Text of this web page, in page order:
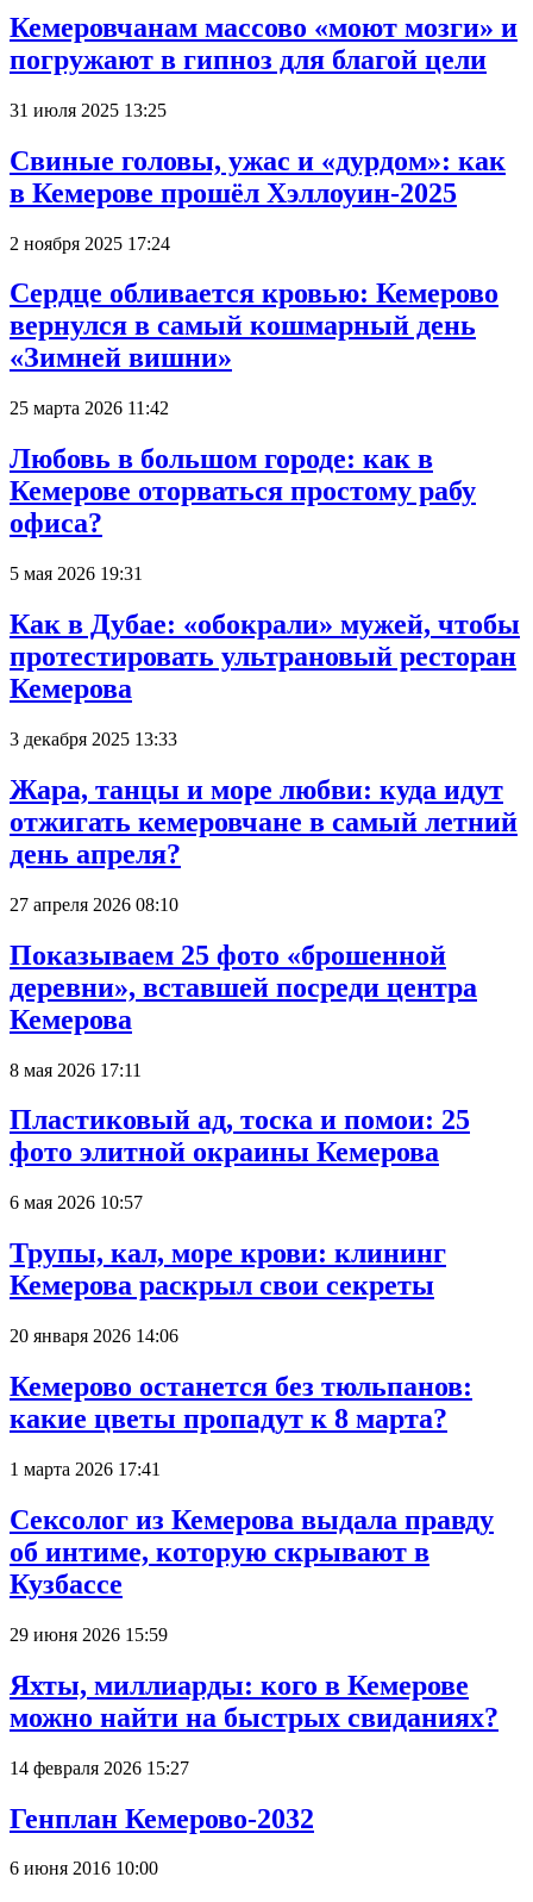
Кемеровчанам массово «моют мозги» и
погружают в гипноз для благой цели
31 июля 2025 13:25
Свиные головы, ужас и «дурдом»: как
в Кемерове прошёл Хэллоуин-2025
2 ноября 2025 17:24
Сердце обливается кровью: Кемерово
вернулся в самый кошмарный день
«Зимней вишни»
25 марта 2026 11:42
Любовь в большом городе: как в
Кемерове оторваться простому рабу
офиса?
5 мая 2026 19:31
Как в Дубае: «обокрали» мужей, чтобы
протестировать ультрановый ресторан
Кемерова
3 декабря 2025 13:33
Жара, танцы и море любви: куда идут
отжигать кемеровчане в самый летний
день апреля?
27 апреля 2026 08:10
Показываем 25 фото «брошенной
деревни», вставшей посреди центра
Кемерова
8 мая 2026 17:11
Пластиковый ад, тоска и помои: 25
фото элитной окраины Кемерова
6 мая 2026 10:57
Трупы, кал, море крови: клининг
Кемерова раскрыл свои секреты
20 января 2026 14:06
Кемерово останется без тюльпанов:
какие цветы пропадут к 8 марта?
1 марта 2026 17:41
Сексолог из Кемерова выдала правду
об интиме, которую скрывают в
Кузбассе
29 июня 2026 15:59
Яхты, миллиарды: кого в Кемерове
можно найти на быстрых свиданиях?
14 февраля 2026 15:27
Генплан Кемерово-2032
6 июня 2016 10:00